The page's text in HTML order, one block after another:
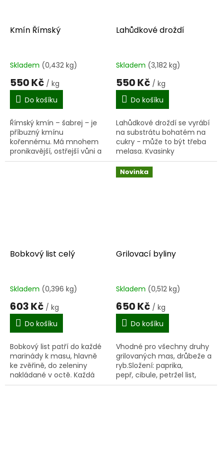
Kmín Římský
Skladem (0,432 kg)
550 Kč / kg
Do košíku
Římský kmín – šabrej – je
příbuzný kmínu
kořennému. Má mnohem
pronikavější, ostřejší vůni a
chutná poněkud ostře.
Lahůdkové droždí
Skladem (3,182 kg)
550 Kč / kg
Do košíku
Lahůdkové droždí se vyrábí
na substrátu bohatém na
cukry - může to být třeba
melasa. Kvasinky
Saccharomyces cerevisiae
se nechají několik dnů
pomnožit. Potom se směs
Bobkový list celý
Skladem (0,396 kg)
603 Kč / kg
Do košíku
Bobkový list patří do každé
marinády k masu, hlavně
ke zvěřině, do zeleniny
nakládané v octě. Každá
omáčka k masu se koření
Novinka
Grilovací byliny
Skladem (0,512 kg)
650 Kč / kg
Do košíku
Vhodné pro všechny druhy
grilovaných mas, drůbeže a
ryb.Složení: paprika,
pepř, cibule, petržel list,
kmín, koriandr, oregano,